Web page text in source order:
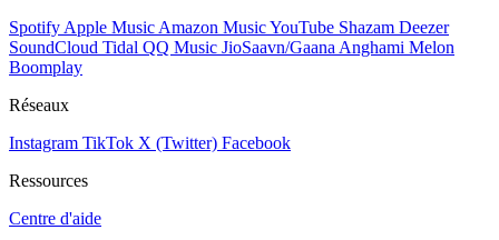
Spotify Apple Music Amazon MusicYouTube Shazam Deezer
SoundCloud Tidal QQ Music JioSaavn/Gaana Anghami Melon
Boomplay
Réseaux
Instagram TikTok X (Twitter) Facebook
Ressources
Centre d'aide